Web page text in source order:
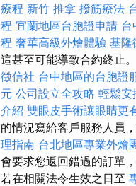
療程 新竹 推拿 撥筋療法
程 宜蘭地區台胞證申請 台
程 奢華高級外燴體驗 基隆
這甚至可能導致合約終止。
徵信社 台中地區的台胞證
元 公司設立全攻略 輕鬆安
介紹 雙眼皮手術讓眼睛更
的情況寫給客戶服務人員
理指南 台北地區專業外燴
會要求您返回錯過的訂單
若在相關法令生效之日至